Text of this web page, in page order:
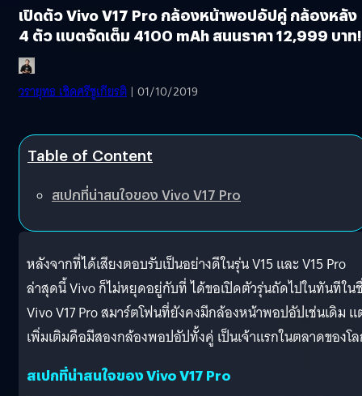
เปิดตัว Vivo V17 Pro กล้องหน้าพอปอัปคู่ กล้องหลัง
4 ตัว แบตจัดเต็ม 4100 mAh สนนราคา 12,999 บาท!
วรายุทธ เชิดศรีชูเกียรติ | 01/10/2019
Table of Content
สเปกที่น่าสนใจของ Vivo V17 Pro
หลังจากที่ได้เสียงตอบรับเป็นอย่างดีในรุ่น V15 และ V15 Pro
ล่าสุดนี้ Vivo ก็ไม่หยุดอยู่กับที่ ได้ขอเปิดตัวรุ่นถัดไปในทันทีใน
Vivo V17 Pro สมาร์ตโฟนที่ยังคงมีกล้องหน้าพอปอัปเช่นเดิม
เพิ่มเติมคือมีสองกล้องพอปอัปทั้งคู่ เป็นเจ้าแรกในตลาดของโ
สเปกที่น่าสนใจของ Vivo V17 Pro